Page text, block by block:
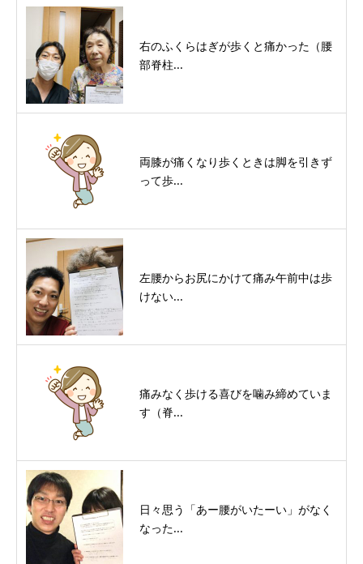
右のふくらはぎが歩くと痛かった（腰
部脊柱...
両膝が痛くなり歩くときは脚を引きず
って歩...
左腰からお尻にかけて痛み午前中は歩
けない...
痛みなく歩ける喜びを噛み締めていま
す（脊...
日々思う「あー腰がいたーい」がなく
なった...